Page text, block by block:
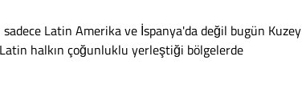
Latin Amerika ve İspanya'da değil bugün Kuzey
halkın çoğunluklu yerleştiği bölgelerde